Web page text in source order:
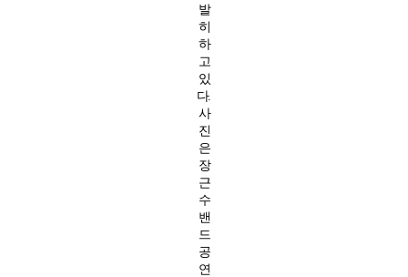
발
히
하
고
있
다.
사
진
은
장
근
수
밴
드
공
연